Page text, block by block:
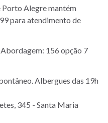
Porto Alegre mantém
para atendimento de
156 opção 7
Albergues das 19h
345 - Santa Maria